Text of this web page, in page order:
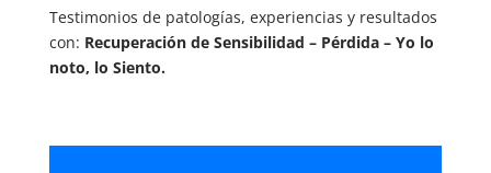
Testimonios de patologías, experiencias y resultados
con: Recuperación de Sensibilidad – Pérdida – Yo lo
noto, lo Siento.